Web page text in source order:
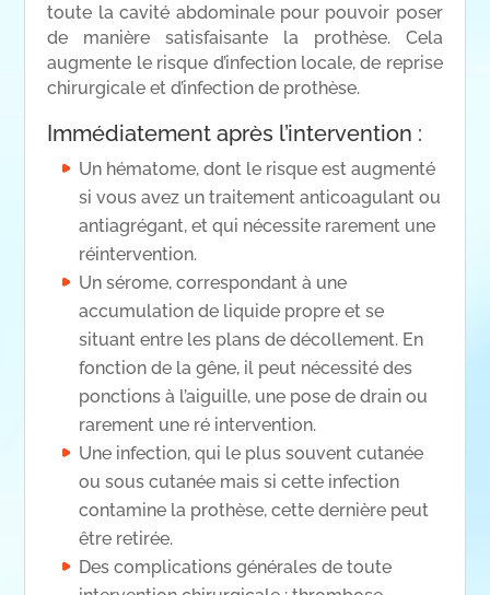
toute la cavité abdominale pour pouvoir poser
de manière satisfaisante la prothèse. Cela
augmente le risque d’infection locale, de reprise
chirurgicale et d’infection de prothèse.
Immédiatement après l’intervention :
Un hématome, dont le risque est augmenté
si vous avez un traitement anticoagulant ou
antiagrégant, et qui nécessite rarement une
réintervention.
Un sérome, correspondant à une
accumulation de liquide propre et se
situant entre les plans de décollement. En
fonction de la gêne, il peut nécessité des
ponctions à l’aiguille, une pose de drain ou
rarement une ré intervention.
Une infection, qui le plus souvent cutanée
ou sous cutanée mais si cette infection
contamine la prothèse, cette dernière peut
être retirée.
Des complications générales de toute